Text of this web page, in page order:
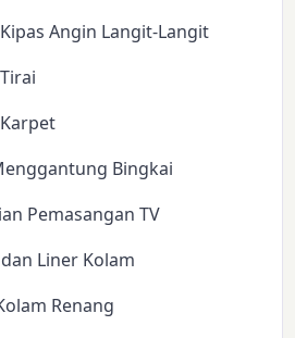
Angin Langit-Langit
Bingkai
Pemasangan TV
Liner Kolam
Renang